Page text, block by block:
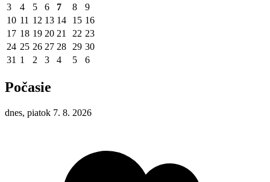
3
4 5 6 7 8
9
10 11 12 13 14 15 16
17 18 19 20 21 22 23
24 25 26 27 28 29 30
31 1 2 3 4 5 6
Počasie
dnes, piatok 7. 8. 2026